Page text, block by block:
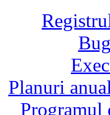
Planuri